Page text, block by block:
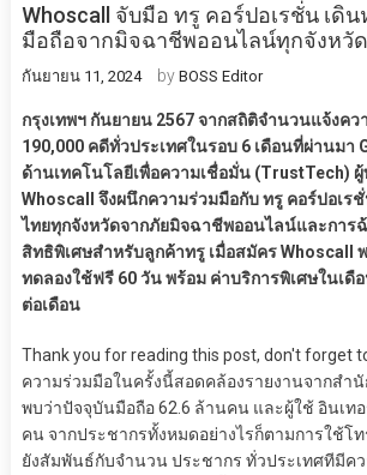
Whoscall จับมือ ทรู คอร์ปอเรชั่น เดิ
มือถือจากมิจฉาชีพออนไลน์ทุกจังหวั
กันยายน 11, 2024 by BOSS Editor
กรุงเทพฯ กันยายน 2567 จากสถิติจำนวนแจ้งค
190,000 คดีทั่วประเทศในรอบ 6 เดือนที่ผ่านมา
ด้านเทคโนโลยีเพื่อความเชื่อมั่น (TrustTech)
Whoscall จึงผนึกความร่วมมือกับ ทรู คอร์ปอเร
ไทยทุกจังหวัดจากภัยมิจฉาชีพออนไลน์และการ
สิทธิพิเศษสำหรับลูกค้าทรู เมื่อสมัคร Whoscall
ทดลองใช้ฟรี 60 วัน พร้อม ค่าบริการพิเศษในเดือ
ต่อเดือน
Thank you for reading this post, don't forget
ความร่วมมือในครั้งนี้สอดคล้องรายงานจากสำ
พบว่าปัจจุบันมือถือ 62.6 ล้านคน และผู้ใช้ อินเทอ
คน จากประชากรทั้งหมดอย่างไรก็ตามการใช้โ
ยังสัมพันธ์กับจำนวน ประชากร ทั่วประเทศทีมีคว